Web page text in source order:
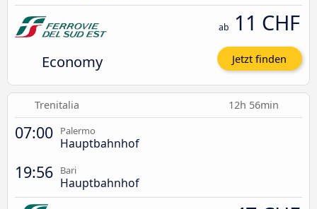
Economy
ab 11 CHF
Jetzt finden
Trenitalia 12h 56min
07:00 Palermo
Hauptbahnhof
19:56 Bari
Hauptbahnhof